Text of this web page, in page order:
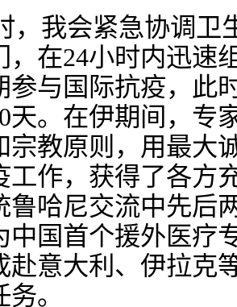
，我会紧急协调卫
，在24小时内迅速
参与国际抗疫，此
天。在伊期间，专
宗教原则，用最大
工作，获得了各方
鲁哈尼交流中先后
中国首个援外医疗
赴意大利、伊拉克
。